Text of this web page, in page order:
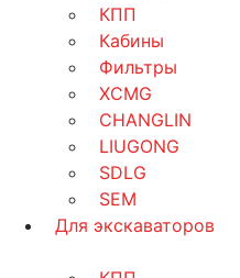
КПП
Кабины
Фильтры
XCMG
CHANGLIN
LIUGONG
SDLG
SEM
Для экскаваторов